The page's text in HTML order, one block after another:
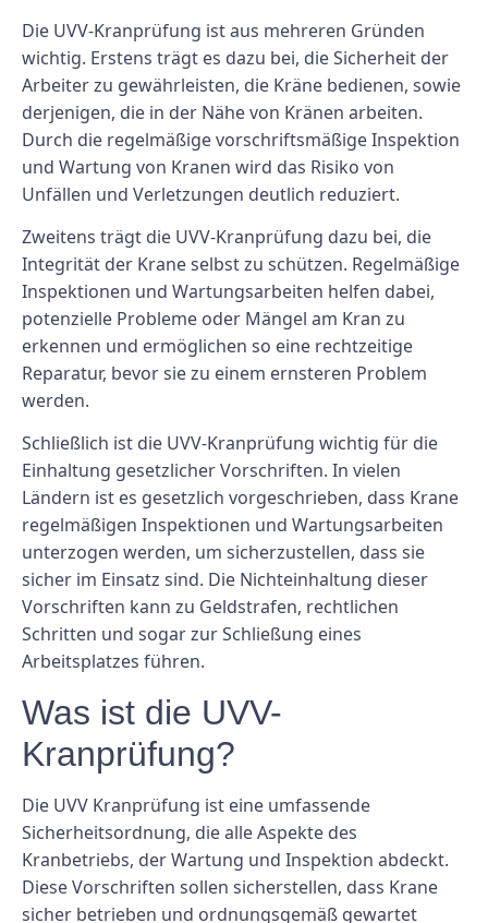
Die UVV-Kranprüfung ist aus mehreren Gründen
wichtig. Erstens trägt es dazu bei, die Sicherheit der
Arbeiter zu gewährleisten, die Kräne bedienen, sowie
derjenigen, die in der Nähe von Kränen arbeiten.
Durch die regelmäßige vorschriftsmäßige Inspektion
und Wartung von Kranen wird das Risiko von
Unfällen und Verletzungen deutlich reduziert.
Zweitens trägt die UVV-Kranprüfung dazu bei, die
Integrität der Krane selbst zu schützen. Regelmäßige
Inspektionen und Wartungsarbeiten helfen dabei,
potenzielle Probleme oder Mängel am Kran zu
erkennen und ermöglichen so eine rechtzeitige
Reparatur, bevor sie zu einem ernsteren Problem
werden.
Schließlich ist die UVV-Kranprüfung wichtig für die
Einhaltung gesetzlicher Vorschriften. In vielen
Ländern ist es gesetzlich vorgeschrieben, dass Krane
regelmäßigen Inspektionen und Wartungsarbeiten
unterzogen werden, um sicherzustellen, dass sie
sicher im Einsatz sind. Die Nichteinhaltung dieser
Vorschriften kann zu Geldstrafen, rechtlichen
Schritten und sogar zur Schließung eines
Arbeitsplatzes führen.
Was ist die UVV-
Kranprüfung?
Die UVV Kranprüfung ist eine umfassende
Sicherheitsordnung, die alle Aspekte des
Kranbetriebs, der Wartung und Inspektion abdeckt.
Diese Vorschriften sollen sicherstellen, dass Krane
sicher betrieben und ordnungsgemäß gewartet